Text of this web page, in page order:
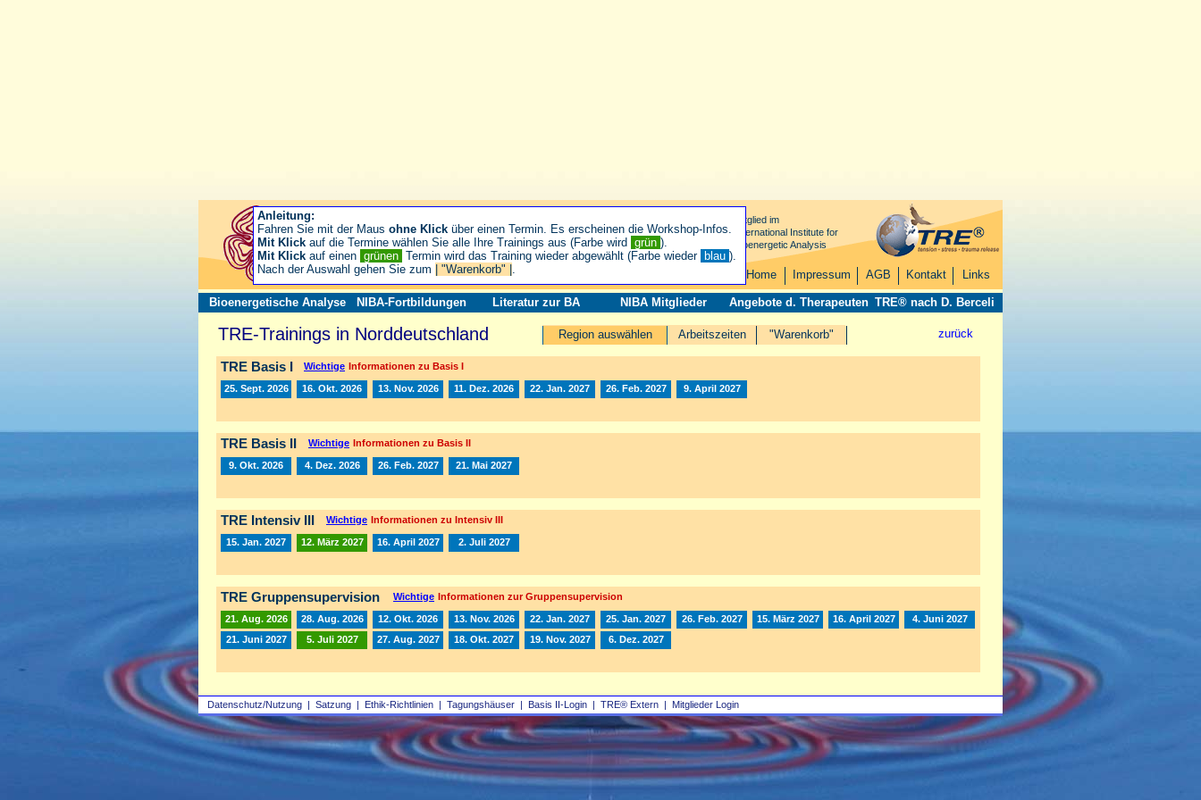
Datenschutz/Nutzung | Satzung | Ethik-Richtlinien | Tagungshäuser | Basis II‑Login | TRE® Extern | Mitglieder Login
Mitglied im
International Institute for
Bioenergetic Analysis
Home Impressum AGB Kontakt Links
Bioenergetische Analyse NIBA-Fortbildungen Literatur zur BA NIBA Mitglieder Angebote d. Therapeuten TRE® nach D. Berceli
zurück
Arbeitszeiten "Warenkorb"
TRE-Trainings in Norddeutschland Region auswählen
TRE Basis I Wichtige Informationen zu Basis I
25. Sept. 2026 16. Okt. 2026 13. Nov. 2026 11. Dez. 2026 22. Jan. 2027 26. Feb. 2027 9. April 2027
TRE Basis II Wichtige Informationen zu Basis II
9. Okt. 2026 4. Dez. 2026 26. Feb. 2027 21. Mai 2027
TRE Intensiv III Wichtige Informationen zu Intensiv III
15. Jan. 2027 12. März 2027 16. April 2027 2. Juli 2027
TRE Gruppensupervision Wichtige Informationen zur Gruppensupervision
21. Aug. 2026 28. Aug. 2026 12. Okt. 2026 13. Nov. 2026 22. Jan. 2027 25. Jan. 2027 26. Feb. 2027 15. März 2027 16. April 2027
4. Juni 2027
21. Juni 2027
5. Juli 2027 27. Aug. 2027 18. Okt. 2027 19. Nov. 2027 6. Dez. 2027
Anleitung:
Fahren Sie mit der Maus ohne Klick über einen Termin. Es erscheinen die Workshop-Infos.
Mit Klick auf die Termine wählen Sie alle Ihre Trainings aus (Farbe wird grün ).
Mit Klick auf einen grünen Termin wird das Training wieder abgewählt (Farbe wieder blau ).
Nach der Auswahl gehen Sie zum
| "Warenkorb" | .